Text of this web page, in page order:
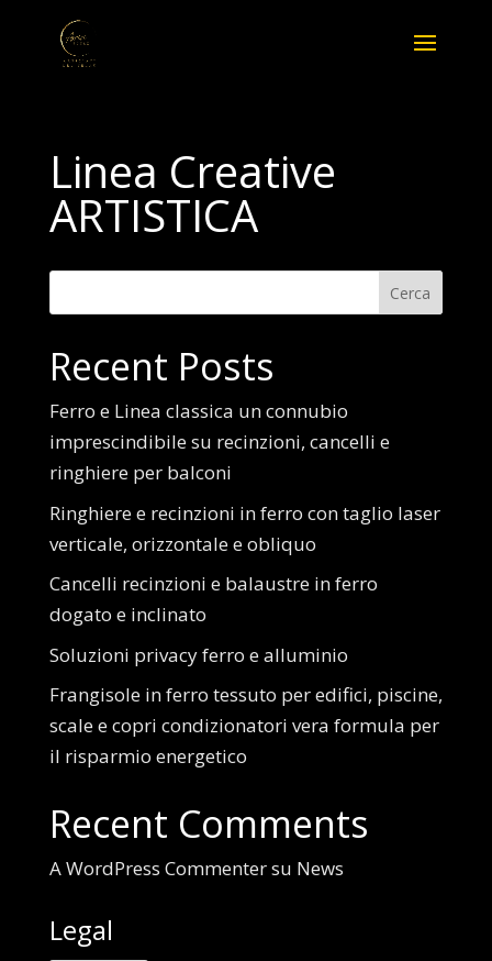
Linea Creative
ARTISTICA
Cerca
Recent Posts
Ferro e Linea classica un connubio
imprescindibile su recinzioni, cancelli e
ringhiere per balconi
Ringhiere e recinzioni in ferro con taglio laser
verticale, orizzontale e obliquo
Cancelli recinzioni e balaustre in ferro
dogato e inclinato
Soluzioni privacy ferro e alluminio
Frangisole in ferro tessuto per edifici, piscine,
scale e copri condizionatori vera formula per
il risparmio energetico
Recent Comments
A WordPress Commentersu News
Legal